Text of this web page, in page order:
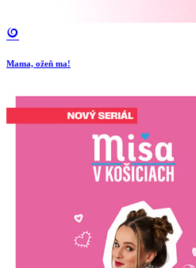
Mama, ožeň ma!